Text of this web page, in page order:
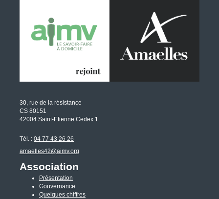
30, rue de la résistance
CS 80151
42004 Saint-Etienne Cedex 1
Tél. : 04 77 43 26 26
amaelles42@aimv.org
Association
Présentation
Gouvernance
Quelques chiffres